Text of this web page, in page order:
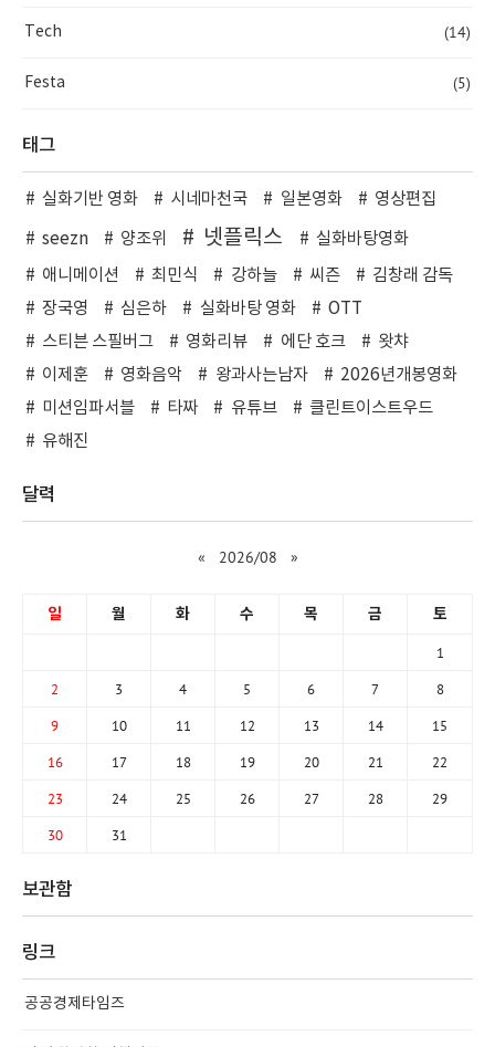
Tech (14)
Festa (5)
태그
실화기반 영화 시네마천국 일본영화 영상편집
seezn 양조위 넷플릭스
실화바탕영화
애니메이션
최민식 강하늘 씨즌
김창래 감독
장국영
심은하 실화바탕 영화
OTT
스티븐 스필버그
영화리뷰 에단 호크
왓챠
이제훈
영화음악 왕과사는남자
2026년개봉영화
미션임파서블
타짜 유튜브
클린트이스트우드
유해진
달력
« 2026/08 »
일 월 화 수 목 금 토
1
2 3 4 5 6 7 8
9 10 11 12 13 14 15
16 17 18 19 20 21 22
23 24 25 26 27 28 29
30 31
보관함
링크
공공경제타임즈